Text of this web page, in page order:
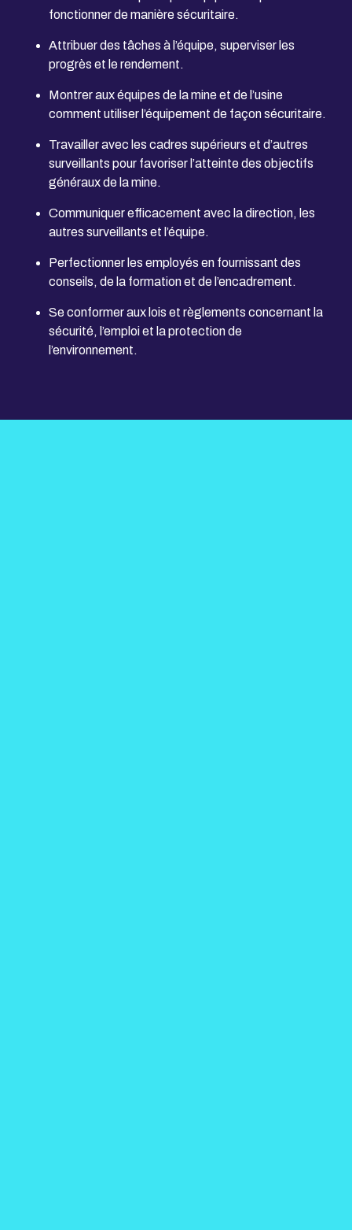
fonctionner de manière sécuritaire.
Attribuer des tâches à l’équipe, superviser les
progrès et le rendement.
Montrer aux équipes de la mine et de l’usine
comment utiliser l’équipement de façon sécuritaire.
Travailler avec les cadres supérieurs et d’autres
surveillants pour favoriser l’atteinte des objectifs
généraux de la mine.
Communiquer efficacement avec la direction, les
autres surveillants et l’équipe.
Perfectionner les employés en fournissant des
conseils, de la formation et de l’encadrement.
Se conformer aux lois et règlements concernant la
sécurité, l’emploi et la protection de
l’environnement.